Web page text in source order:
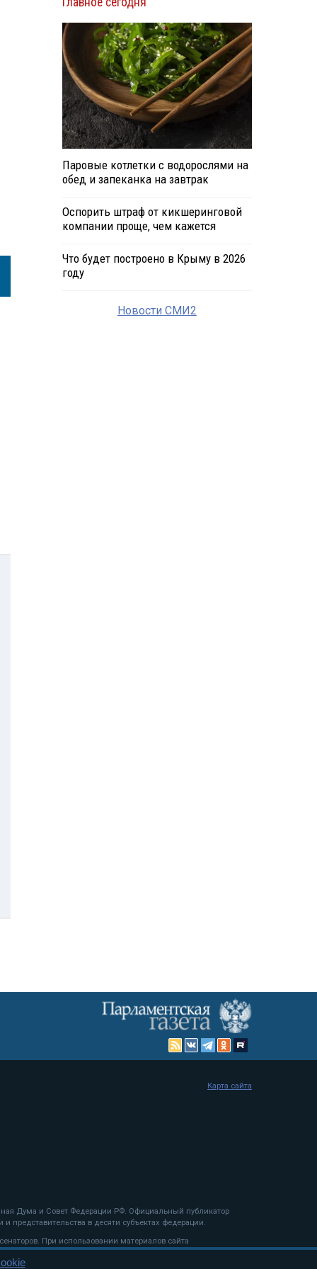
Паровые котлетки с водорослями на
обед и запеканка на завтрак
Оспорить штраф от кикшеринговой
компании проще, чем кажется
Что будет построено в Крыму в 2026
году
Новости СМИ2
Дума и Совет Федерации РФ. Официальный публикатор
представительства в десяти субъектах федерации.
При использовании материалов сайта
Карта сайта